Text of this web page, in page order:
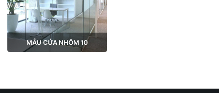
MẪU CỬA NHÔM 10